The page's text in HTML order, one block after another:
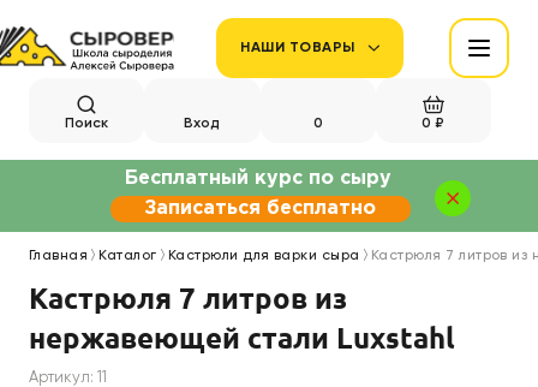
НАШИ ТОВАРЫ
Поиск Вход 0 0 ₽
Главная Каталог Кастрюли для варки сыра Кастрюля 7 литров
Кастрюля 7 литров из
нержавеющей стали Luxstahl
Артикул: 11
Записаться бесплатно
Бесплатный курс по сыру